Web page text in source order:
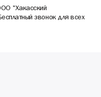
"Хакасский
звонок для всех